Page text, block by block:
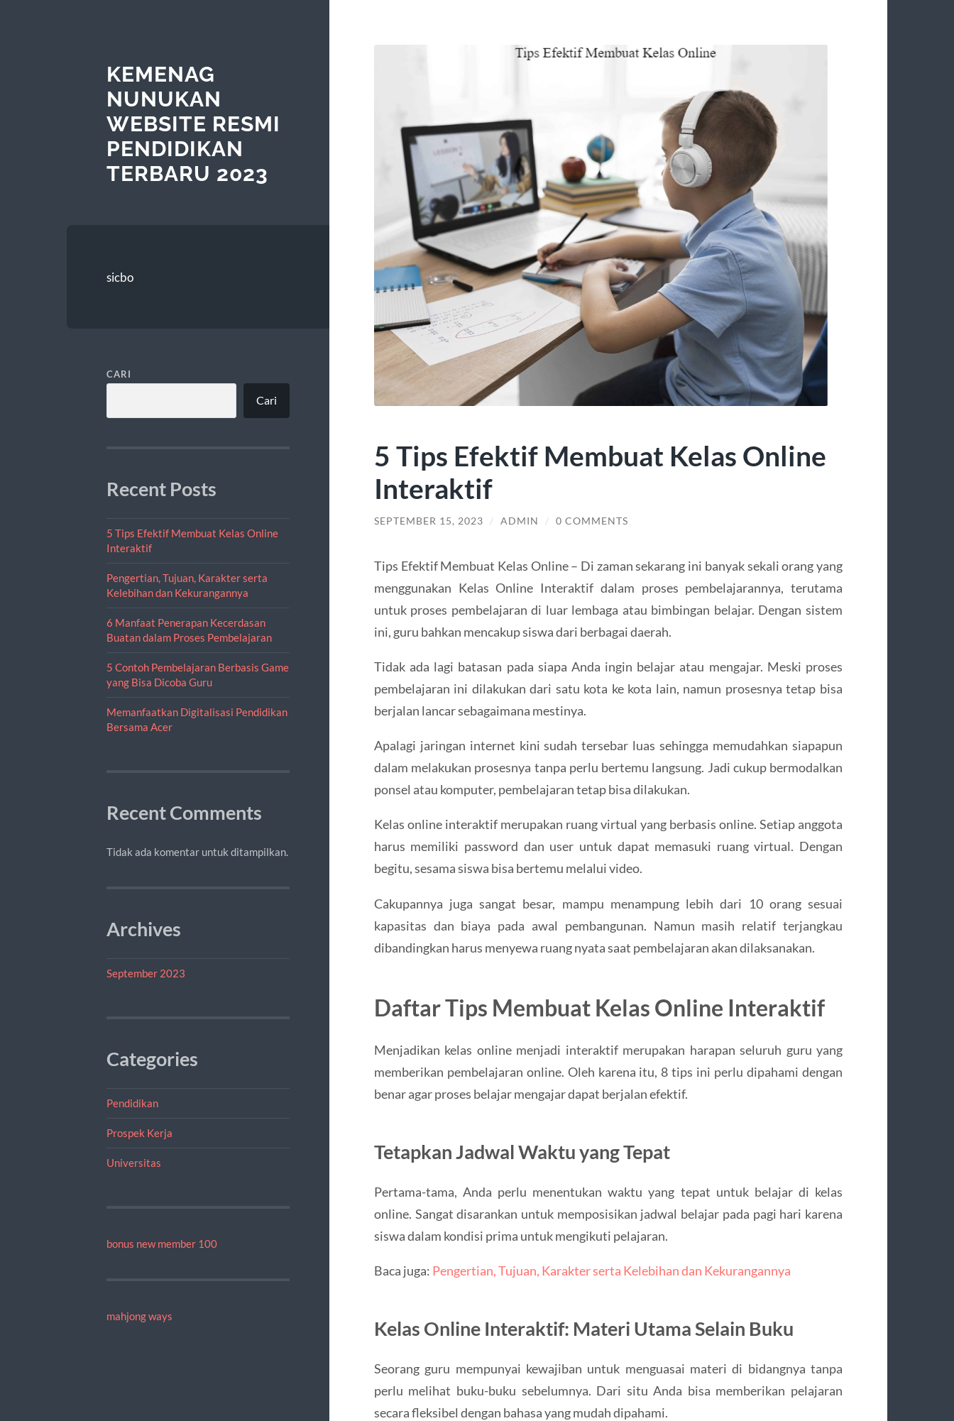
KEMENAG
NUNUKAN
WEBSITE RESMI
PENDIDIKAN
TERBARU 2023
sicbo
CARI
Cari
Recent Posts
5 Tips Efektif Membuat Kelas Online
Interaktif
Pengertian, Tujuan, Karakter serta
Kelebihan dan Kekurangannya
6 Manfaat Penerapan Kecerdasan
Buatan dalam Proses Pembelajaran
5 Contoh Pembelajaran Berbasis Game
yang Bisa Dicoba Guru
Memanfaatkan Digitalisasi Pendidikan
Bersama Acer
Recent Comments
Tidak ada komentar untuk ditampilkan.
Archives
September 2023
Categories
Pendidikan
Prospek Kerja
Universitas
bonus new member 100
mahjong ways
5 Tips Efektif Membuat Kelas Online
Interaktif
SEPTEMBER 15, 2023 / ADMIN / 0 COMMENTS
Tips Efektif Membuat Kelas Online – Di zaman sekarang ini banyak sekali orang yang
menggunakan Kelas Online Interaktif dalam proses pembelajarannya, terutama
untuk proses pembelajaran di luar lembaga atau bimbingan belajar. Dengan sistem
ini, guru bahkan mencakup siswa dari berbagai daerah.
Tidak ada lagi batasan pada siapa Anda ingin belajar atau mengajar. Meski proses
pembelajaran ini dilakukan dari satu kota ke kota lain, namun prosesnya tetap bisa
berjalan lancar sebagaimana mestinya.
Apalagi jaringan internet kini sudah tersebar luas sehingga memudahkan siapapun
dalam melakukan prosesnya tanpa perlu bertemu langsung. Jadi cukup bermodalkan
ponsel atau komputer, pembelajaran tetap bisa dilakukan.
Kelas online interaktif merupakan ruang virtual yang berbasis online. Setiap anggota
harus memiliki password dan user untuk dapat memasuki ruang virtual. Dengan
begitu, sesama siswa bisa bertemu melalui video.
Cakupannya juga sangat besar, mampu menampung lebih dari 10 orang sesuai
kapasitas dan biaya pada awal pembangunan. Namun masih relatif terjangkau
dibandingkan harus menyewa ruang nyata saat pembelajaran akan dilaksanakan.
Daftar Tips Membuat Kelas Online Interaktif
Menjadikan kelas online menjadi interaktif merupakan harapan seluruh guru yang
memberikan pembelajaran online. Oleh karena itu, 8 tips ini perlu dipahami dengan
benar agar proses belajar mengajar dapat berjalan efektif.
Tetapkan Jadwal Waktu yang Tepat
Pertama-tama, Anda perlu menentukan waktu yang tepat untuk belajar di kelas
online. Sangat disarankan untuk memposisikan jadwal belajar pada pagi hari karena
siswa dalam kondisi prima untuk mengikuti pelajaran.
Baca juga: Pengertian, Tujuan, Karakter serta Kelebihan dan Kekurangannya
Kelas Online Interaktif: Materi Utama Selain Buku
Seorang guru mempunyai kewajiban untuk menguasai materi di bidangnya tanpa
perlu melihat buku-buku sebelumnya. Dari situ Anda bisa memberikan pelajaran
secara fleksibel dengan bahasa yang mudah dipahami.